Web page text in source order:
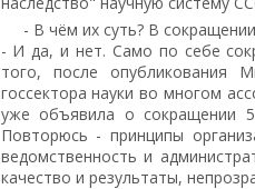
- В чём их суть? В
- И да, и нет. Само по себе
того, после опубликования
госсектора науки во многом
уже объявила о сокращении
Повторюсь - принципы
ведомственность и
качество и результаты,